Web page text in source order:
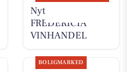
Nyt fra
FREDERICIA
VINHANDEL
BOLIGMARKED